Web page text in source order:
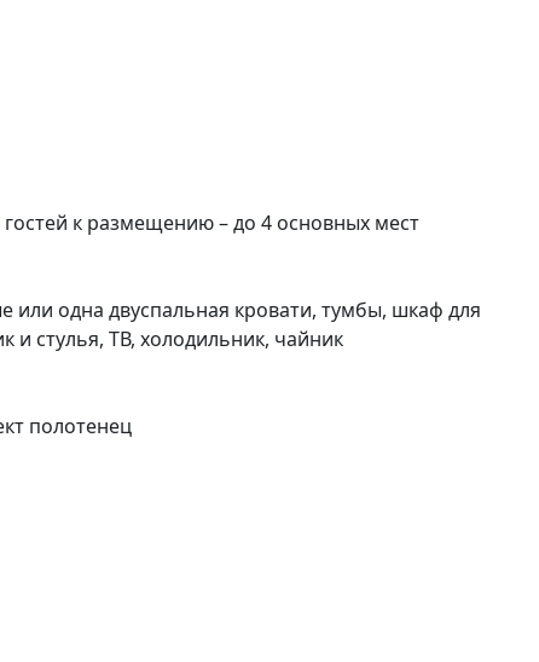
к размещению – до 4 основных мест
или одна двуспальная кровати, тумбы, шкаф для
и стулья, ТВ, холодильник, чайник
полотенец